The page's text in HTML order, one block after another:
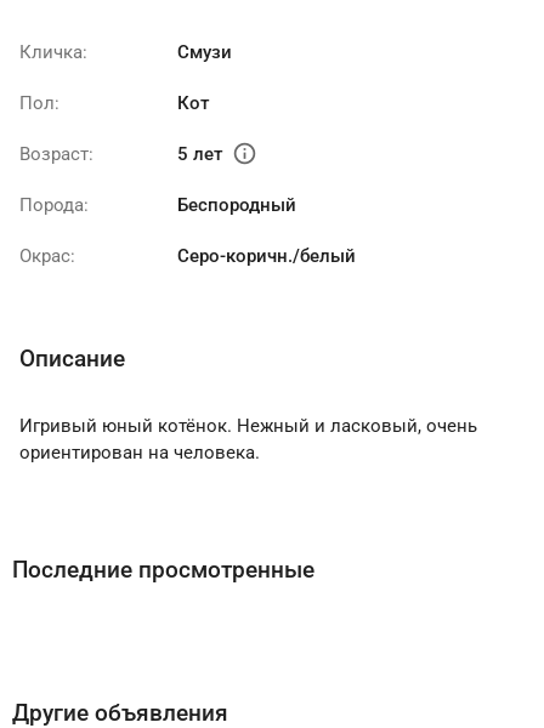
Кличка: Смузи
Пол: Кот
Возраст: 5 лет info
Порода: Беспородный
Окрас: Серо-коричн./белый
Описание
Игривый юный котёнок. Нежный и ласковый, очень
ориентирован на человека.
Последние просмотренные
Другие объявления